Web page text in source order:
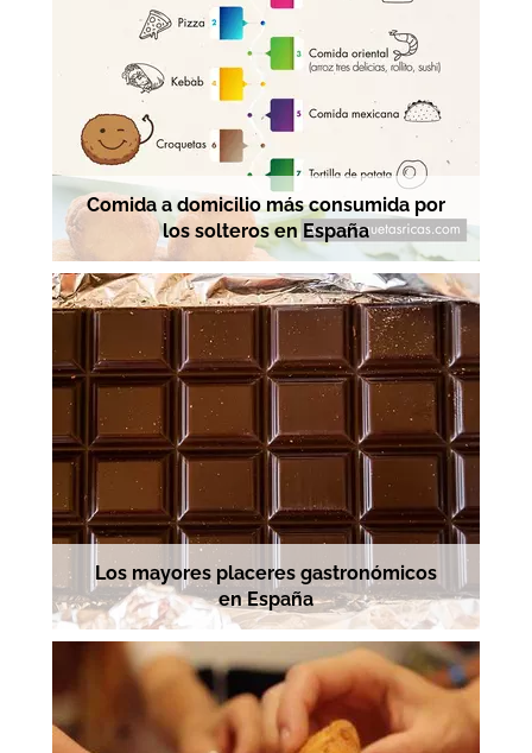
Comida a domicilio más consumida por
los solteros en España
Los mayores placeres gastronómicos
en España